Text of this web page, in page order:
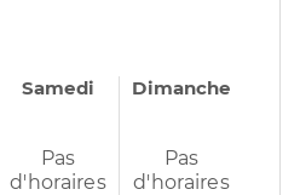
vous
Samedi
Pas
d'horaires
Dimanche
Pas
d'horaires